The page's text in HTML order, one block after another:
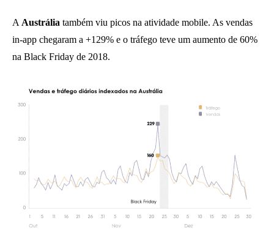
AAustrália também viu picos na atividade mobile. As vendas
in-app chegaram a +129% e o tráfego teve um aumento de 60%
na Black Friday de 2018.